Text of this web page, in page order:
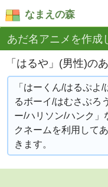
なまえの森
あだ名アニメを作成
「はるや」(男性)の
「はーくん/はるぷよ
るボーイ/はむさぶろ
ー/ハリソン/ハンク」
クネームを利用して
きます。